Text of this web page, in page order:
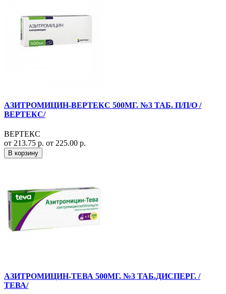
АЗИТРОМИЦИН-ВЕРТЕКС 500МГ. №3 ТАБ. П/П/О /
ВЕРТЕКС/
ВЕРТЕКС
от 213.75 р. от 225.00 р.
В корзину
АЗИТРОМИЦИН-ТЕВА 500МГ. №3 ТАБ.ДИСПЕРГ. /
ТЕВА/